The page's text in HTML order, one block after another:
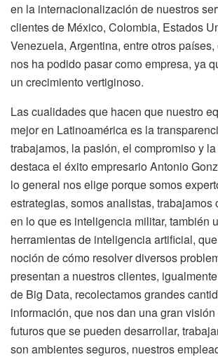
en la internacionalización de nuestros
clientes de México, Colombia, Estados
Venezuela, Argentina, entre otros
nos ha podido pasar como empresa, ya
un crecimiento vertiginoso.
Las cualidades que hacen que nuestro
mejor en Latinoamérica es la
trabajamos, la pasión, el compromiso y
destaca el éxito empresario Antonio
lo general nos elige porque somos
estrategias, somos analistas, trabajamos
en lo que es inteligencia militar, también
herramientas de inteligencia artificial,
noción de cómo resolver diversos
presentan a nuestros clientes,
de Big Data, recolectamos grandes
información, que nos dan una gran
futuros que se pueden desarrollar,
son ambientes seguros, nuestros